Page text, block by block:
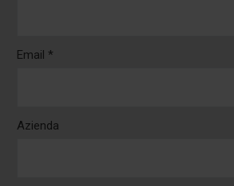
Email *
Azienda